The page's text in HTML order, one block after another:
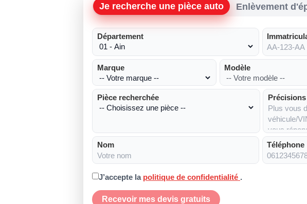
Je recherche une pièce auto Enlèvement
Département
Marque Modèle
Pièce recherchée
Nom Téléphone
J’accepte la politique de confidentialité .
Recevoir mes devis gratuits